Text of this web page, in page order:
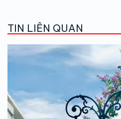
TIN LIÊN QUAN